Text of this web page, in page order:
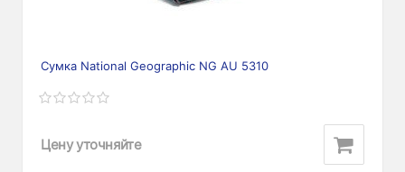
Сумка National Geographic NG AU 5310
Цену уточняйте